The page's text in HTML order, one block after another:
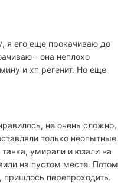
я его еще прокачиваю до
- она неплохо
и хп регенит. Но еще
не очень сложно,
только неопытные
умирали и юзали на
на пустом месте. Потом
перепроходить.